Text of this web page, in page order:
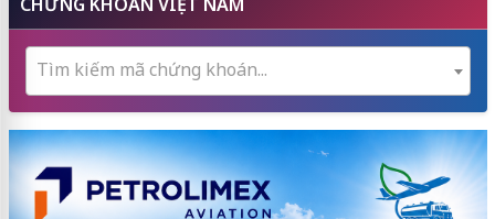
CHỨNG KHOÁN VIỆT NAM
Tìm kiếm mã chứng khoán...